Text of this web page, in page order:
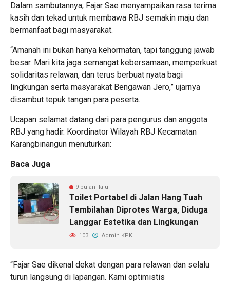
Dalam sambutannya, Fajar Sae menyampaikan rasa terima
kasih dan tekad untuk membawa RBJ semakin maju dan
bermanfaat bagi masyarakat.
“Amanah ini bukan hanya kehormatan, tapi tanggung jawab
besar. Mari kita jaga semangat kebersamaan, memperkuat
solidaritas relawan, dan terus berbuat nyata bagi
lingkungan serta masyarakat Bengawan Jero,” ujarnya
disambut tepuk tangan para peserta.
Ucapan selamat datang dari para pengurus dan anggota
RBJ yang hadir. Koordinator Wilayah RBJ Kecamatan
Karangbinangun menuturkan:
Baca Juga
9 bulan lalu
Toilet Portabel di Jalan Hang Tuah
Tembilahan Diprotes Warga, Diduga
Langgar Estetika dan Lingkungan
103 Admin KPK
“Fajar Sae dikenal dekat dengan para relawan dan selalu
turun langsung di lapangan. Kami optimistis